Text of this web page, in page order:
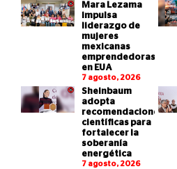
Mara Lezama
impulsa
liderazgo de
mujeres
mexicanas
emprendedoras
en EUA
7 agosto, 2026
Sheinbaum
adopta
recomendaciones
científicas para
fortalecer la
soberanía
energética
7 agosto, 2026